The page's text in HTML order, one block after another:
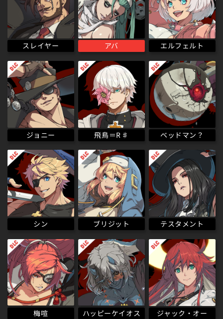
スレイヤー アバ エルフェルト
ジョニー 飛鳥＝R♯ ベッドマン？
シン ブリジット テスタメント
梅喧 ハッピーケイオス ジャック・オー